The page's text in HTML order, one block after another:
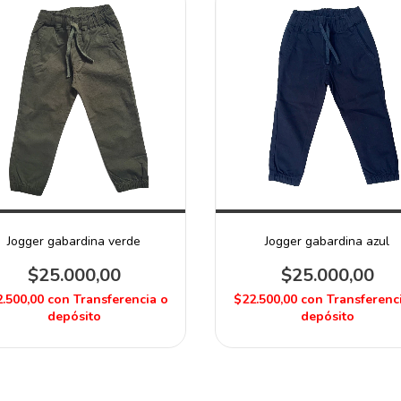
Jogger gabardina verde
$25.000,00
con Transferencia o
depósito
Jogger gabardina azul
$25.000,00
$22.500,00 con
depósito